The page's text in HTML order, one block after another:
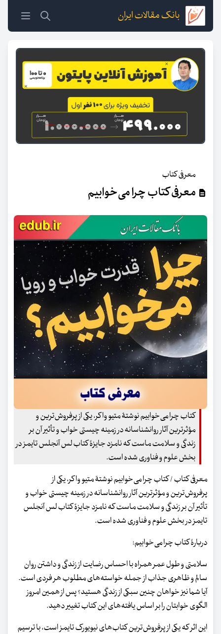
بانک مقالات ایران
معرفی کتاب
معرفی کتاب چرا می‌خوابیم
کتاب چرا می‌خوابیم نوشتۀ متیو واکر، یکی از پرفروش‌ترین و
مؤثرترین آثار روانشناسانه در زمینه چیستی خواب و تأثیر آن بر
زندگی و سلامت ماست که نامزد جایزۀ کتاب لس آنجلس تایمز در
بخش علوم و فناوری شده است.
معرفی کتاب / کتاب چرا می‌خوابیم نوشتۀ متیو واکر، یکی از
پرفروش‌ترین و مؤثرترین آثار روانشناسانه در زمینه چیستی خواب و
تأثیر آن بر زندگی و سلامت ماست که نامزد جایزۀ کتاب لس آنجلس
تایمز در بخش علوم و فناوری شده است.
دربارۀ کتاب چرا می‌خوابیم:
سلامتی و طول عمر همراه با احساس رضایت از زندگی و داشتن روان
سالم و ظاهری جذاب از جمله خواسته‌های مطلوب هر فردی است.
آیا شما نیز خواهان چنین سبکی از زندگی هستید؟ پس از همین امروز
الگوی خوابتان را بر اساس یافته‌های این کتاب تغییر دهید.
این اثر که یکی از پرفروش‌ترین کتاب‌های نیویورک تایمز است، با ترسیم